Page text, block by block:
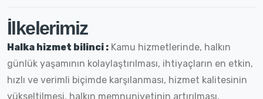
İlkelerimiz
Halka hizmet bilinci : Kamu hizmetlerinde, halkın
günlük yaşamının kolaylaştırılması, ihtiyaçların en etkin,
hızlı ve verimli biçimde karşılanması, hizmet kalitesinin
yükseltilmesi, halkın memnuniyetinin artırılması,